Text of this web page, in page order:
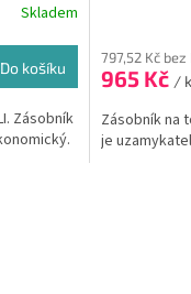
Skladem
Do košíku
Zásobník
produktu
je
z
5
797,52 Kč bez
965 Kč /
Zásobník na
je